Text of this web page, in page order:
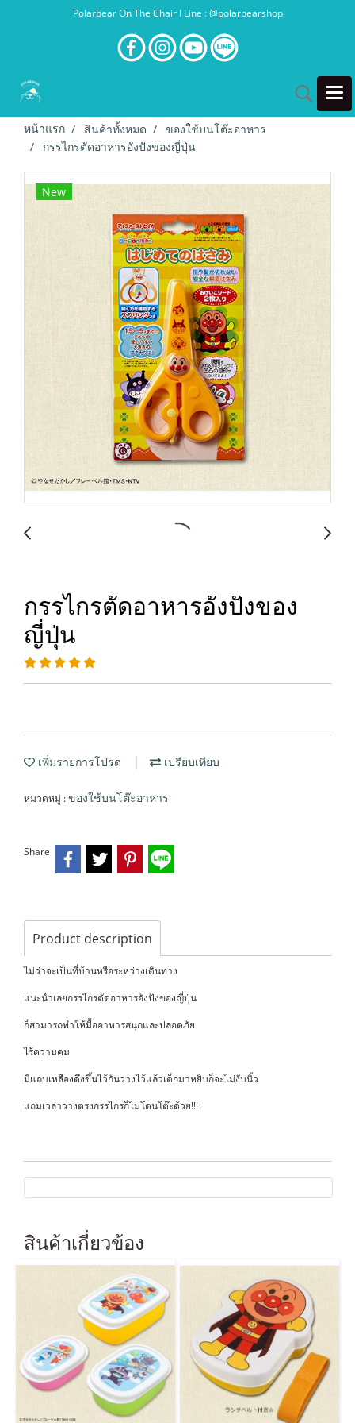
Polarbear On The Chair l Line : @polarbearshop
หน้าแรก สินค้าทั้งหมด
ของใช้บนโต๊ะอาหาร
กรรไกรตัดอาหารอังปังของญี่ปุ่น
New
กรรไกรตัดอาหารอังปังของ
ญี่ปุ่น
เพิ่มรายการโปรด เปรียบเทียบ
หมวดหมู่ : ของใช้บนโต๊ะอาหาร
Share
Product description
ไม่ว่าจะเป็นที่บ้านหรือระหว่างเดินทาง
แนะนำเลยกรรไกรตัดอาหารอังปังของญี่ปุ่น
ก็สามารถทำให้มื้ออาหารสนุกและปลอดภัย
ไร้ความคม
มีแถบเหลืองดึงขึ้นไว้กันวางไว้แล้วเด็กมาหยิบก็จะไม่งับนิ้ว
แถมเวลาวางตรงกรรไกรก็ไม่โดนโต๊ะด้วย!!!
สินค้าเกี่ยวข้อง